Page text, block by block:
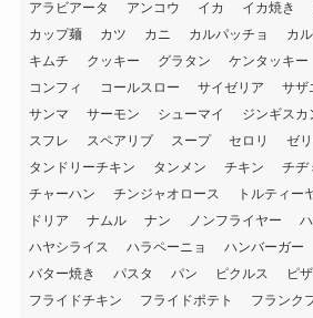
アラビアータ
アンコウ イカ イカ焼き
カップ麺
カツ カニ カルパッチョ カ
キムチ
クッキー グラタン ケンタッキー
コンフィ
コールスロー サイゼリア サザ
サンマ
サーモン シューマイ ジンギスカ
スフレ
スペアリブ スープ セロリ ゼ
タンドリーチキン
タンメン チキン チヂ
チャーハン
チンジャオロース トルティー
ドリア
ナムル ナン ノンフライヤー
ハヤシライス
ハラペーニョ ハンバーガー
バター焼き
パスタ パン ピクルス ピザ
フライドチキン
フライドポテト フランク